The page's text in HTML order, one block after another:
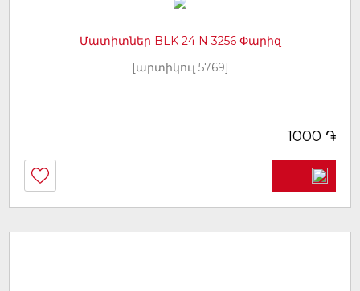
Մատիտներ BLK 24 N 3256 Փարիզ
[արտիկուլ 5769]
1000 ֏